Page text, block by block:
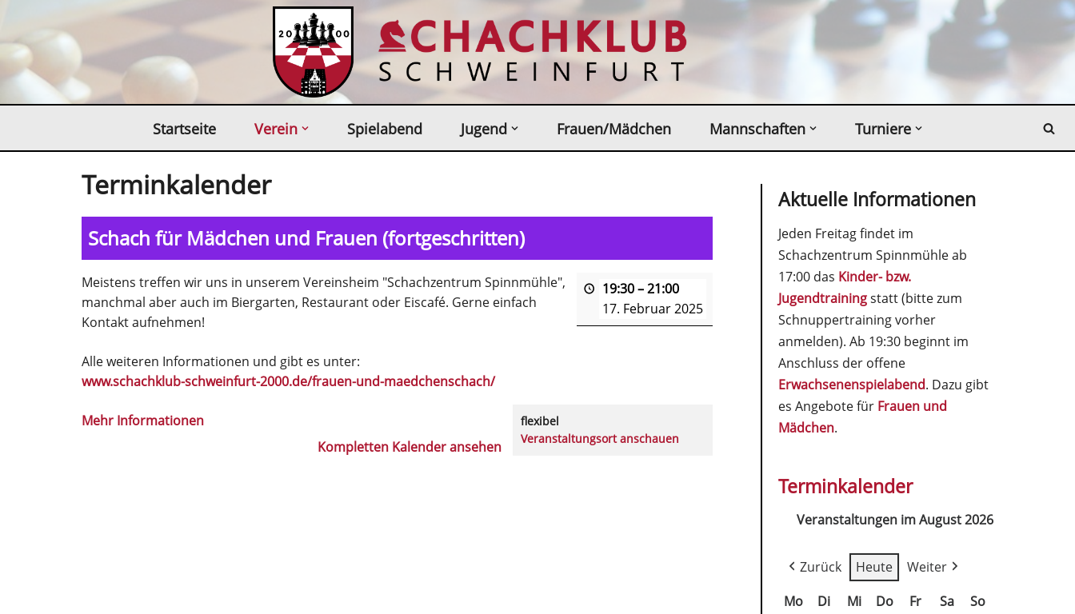
Zum
Inhalt
springen
Startseite Verein Spielabend Jugend Frauen/Mädchen Mannschaften Turniere
Terminkalender
Schach für Mädchen und Frauen (fortgeschritten)
19:30–21:00
17. Februar 2025
Meistens treffen wir uns in unserem Vereinsheim "Schachzentrum Spinnmühle",
manchmal aber auch im Biergarten, Restaurant oder Eiscafé. Gerne einfach
Kontakt aufnehmen!
Alle weiteren Informationen und gibt es unter:
www.schachklub-schweinfurt-2000.de/frauen-und-maedchenschach/
flexibel
Veranstaltungsort anschauen
Mehr Informationen
Kompletten Kalender ansehen
Aktuelle Informationen
Jeden Freitag findet im
Schachzentrum Spinnmühle ab
17:00 das Kinder- bzw.
Jugendtrainingstatt (bitte zum
Schnuppertraining vorher
anmelden). Ab 19:30 beginnt im
Anschluss der offene
Erwachsenenspielabend. Dazu gibt
es Angebote für Frauen und
Mädchen.
Terminkalender
Veranstaltungen im August 2026
Zurück Heute
Weiter
Mo
Di Mi Do Fr Sa So